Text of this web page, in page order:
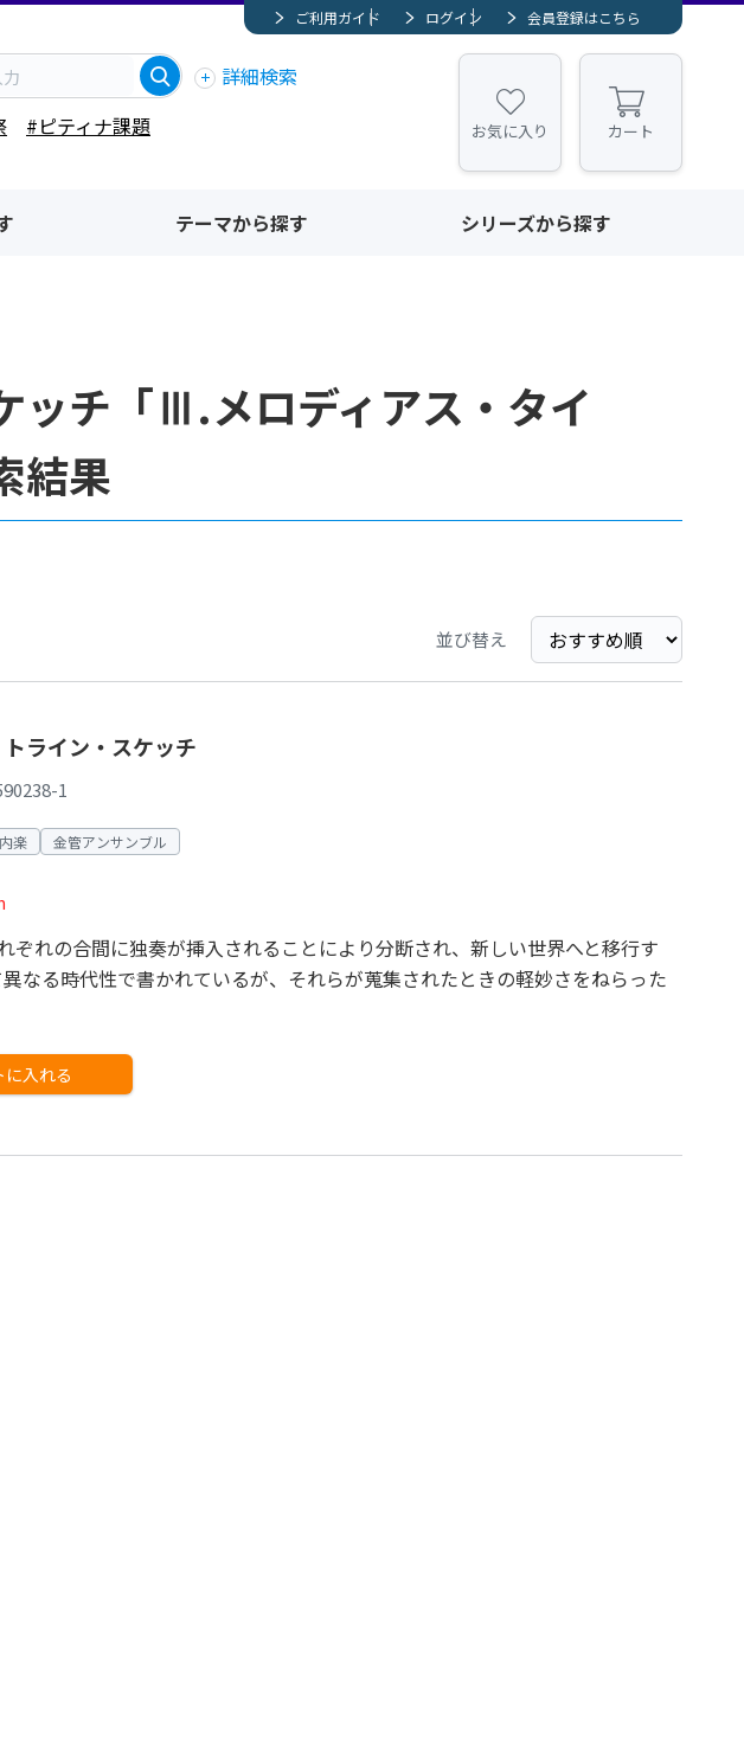
ご利用ガイド ログイン 会員登録はこちら
詳細検索
#ピティナ課題
お気に入り カート
テーマから探す シリーズから探す
ッチ「Ⅲ.メロディアス・タイ
結果
並び替え
ライン・スケッチ
1
楽 金管アンサンブル
ぞれの合間に独奏が挿入されることにより分断され、新しい世界へと移行す
なる時代性で書かれているが、それらが蒐集されたときの軽妙さをねらった
に入れる